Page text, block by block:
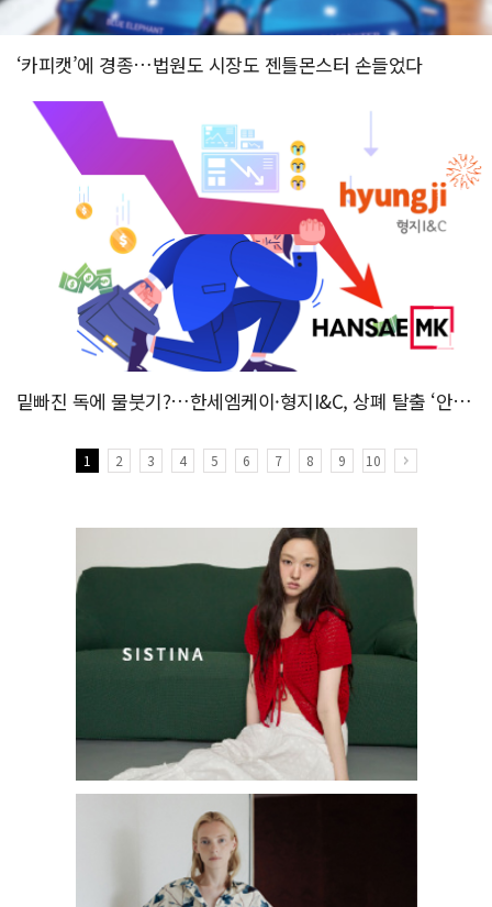
‘카피캣’에 경종…법원도 시장도 젠틀몬스터 손들었다
밑빠진 독에 물붓기?…한세엠케이·형지I&C, 상폐 탈출 ‘안간힘...
1 2 3 4 5 6 7 8 9 10